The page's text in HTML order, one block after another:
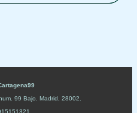
99 Bajo Madrid 28002